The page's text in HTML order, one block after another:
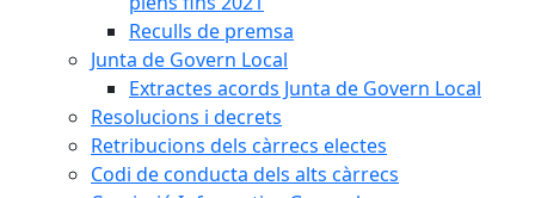
Reculls de premsa
Junta de Govern Local
Extractes acords Junta de Govern Local
Resolucions i decrets
Retribucions dels càrrecs electes
Codi de conducta dels alts càrrecs